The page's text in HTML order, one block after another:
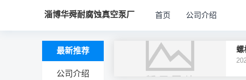
淄博华舜耐腐蚀真空泵厂 首页 公司介绍
最新推荐
公司介绍
螺